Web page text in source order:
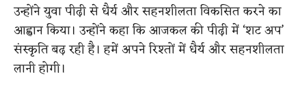
उन्होंने युवा पीढ़ी से धैर्य और सहनशीलता विकसित करने का
आह्वान किया। उन्होंने कहा कि आजकल की पीढ़ी में ‘शट अप’
संस्कृति बढ़ रही है। हमें अपने रिश्तों में धैर्य और सहनशीलता
लानी होगी।